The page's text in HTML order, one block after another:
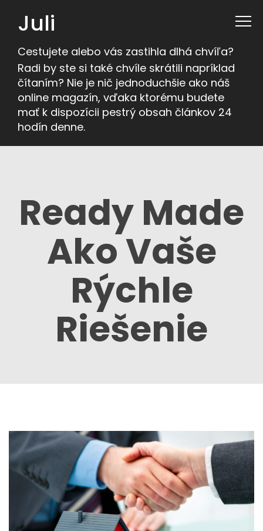
Juli
Cestujete alebo vás zastihla dlhá chvíľa?
Radi by ste si také chvíle skrátili napríklad
čítaním? Nie je nič jednoduchšie ako náš
online magazín, vďaka ktorému budete
mať k dispozícii pestrý obsah článkov 24
hodín denne.
Ready Made
Ako Vaše
Rýchle
Riešenie